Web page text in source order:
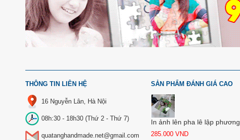
THÔNG TIN LIÊN HỆ
16 Nguyễn Lân, Hà Nội
08h:30 - 18h30 (Thứ 2 - Thứ 7)
quatanghandmade.net@gmail.com
SẢN PHẨM ĐÁNH GIÁ CAO
In ảnh lên pha lê lập phương
285.000 VND